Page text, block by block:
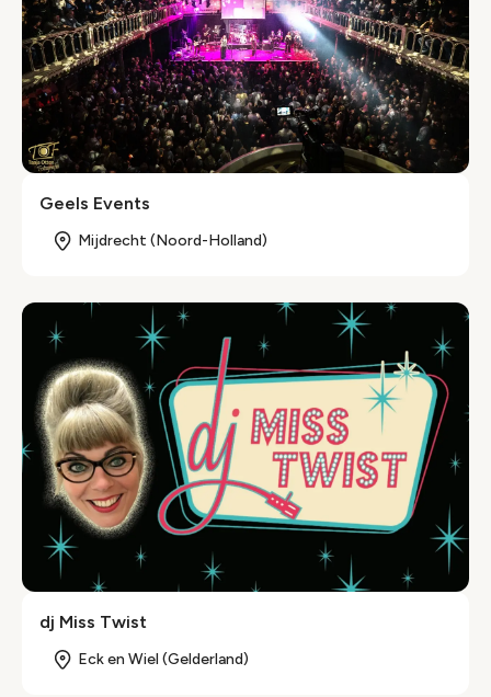
Geels Events
Mijdrecht (Noord-Holland)
dj Miss Twist
Eck en Wiel (Gelderland)